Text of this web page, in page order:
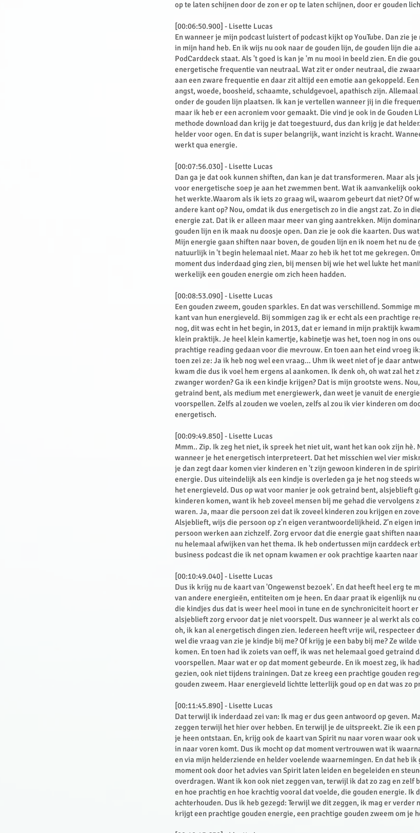
op te laten schijnen door de zon er op te laten schijnen, door er gouden
[00:06:50.900] - Lisette Lucas
En wanneer je mijn podcast luistert of podcast kijkt op YouTube. Dan zie
in mijn hand heb. En ik wijs nu ook naar de gouden lijn, de gouden lijn die
PodCarddeck staat. Als 't goed is kan je 'm nu mooi in beeld zien. En die
energetische frequentie van neutraal. Wat zit er onder neutraal, die
aan een zware frequentie en daar zit altijd een emotie aan gekoppeld.
angst, woede, boosheid, schaamte, schuldgevoel, apathisch zijn.
onder de gouden lijn plaatsen. Ik kan je vertellen wanneer jij in die
maar ik heb er een acroniem voor gemaakt. Die vind je ook in de Gouden
methode download dan krijg je dat toegestuurd, dus dan krijg je dat
helder voor ogen. En dat is super belangrijk, want inzicht is kracht.
werkt qua energie.
[00:07:56.030] - Lisette Lucas
Dan ga je dat ook kunnen shiften, dan kan je dat transformeren. Maar als
voor energetische soep je aan het zwemmen bent. Wat ik aanvankelijk
het werkte.Waarom als ik iets zo graag wil, waarom gebeurt dat niet? Of
andere kant op? Nou, omdat ik dus energetisch zo in die angst zat. Zo in
energie zat. Dat ik er alleen maar meer van ging aantrekken. Mijn
gouden lijn en ik maak nu doosje open. Dan zie je ook die kaarten. Dus
Mijn energie gaan shiften naar boven, de gouden lijn en ik noem het nu
natuurlijk in 't begin helemaal niet. Maar zo heb ik het tot me gekregen.
moment dus inderdaad ging zien, bij mensen bij wie het wel lukte het
werkelijk een gouden energie om zich heen hadden.
[00:08:53.090] - Lisette Lucas
Een gouden zweem, gouden sparkles. En dat was verschillend. Sommige
kant van hun energieveld. Bij sommigen zag ik er echt als een prachtige
nog, dit was echt in het begin, in 2013, dat er iemand in mijn praktijk
klein praktijk. Je heel klein kamertje, kabinetje was het, toen nog in ons
prachtige reading gedaan voor die mevrouw. En toen aan het eind vroeg
toen zei ze: Ja ik heb nog wel een vraag... Uhm ik weet niet of je daar
kwam die dus ik voel hem ergens al aankomen. Ik denk oh, oh wat zal het
zwanger worden? Ga ik een kindje krijgen? Dat is mijn grootste wens.
getraind bent, als medium met energiewerk, dan weet je vanuit de
voorspellen. Zelfs al zouden we voelen, zelfs al zou ik vier kinderen om
energetisch.
[00:09:49.850] - Lisette Lucas
Mmm.. Zip. Ik zeg het niet, ik spreek het niet uit, want het kan ook zijn hè.
wanneer je het energetisch interpreteert. Dat het misschien wel vier
je dan zegt daar komen vier kinderen en 't zijn gewoon kinderen in de
energie. Dus uiteindelijk als een kindje is overleden ga je het nog steeds
het energieveld. Dus op wat voor manier je ook getraind bent, alsjeblieft
kinderen komen, want ik heb zoveel mensen bij me gehad die vervolgens
waren. Ja, maar die persoon zei dat ik zoveel kinderen zou krijgen en
Alsjeblieft, wijs die persoon op z'n eigen verantwoordelijkheid. Z'n eigen
persoon werken aan zichzelf. Zorg ervoor dat die energie gaat shiften
nu helemaal afwijken van het thema. Ik heb ondertussen mijn carddeck
business podcast die ik net opnam kwamen er ook prachtige kaarten naar
[00:10:49.040] - Lisette Lucas
Dus ik krijg nu de kaart van 'Ongewenst bezoek'. En dat heeft heel erg te
van andere energieën, entiteiten om je heen. En daar praat ik eigenlijk nu
die kindjes dus dat is weer heel mooi in tune en de synchroniciteit hoort
alsjeblieft zorg ervoor dat je niet voorspelt. Dus wanneer je al werkt als
oh, ik kan al energetisch dingen zien. Iedereen heeft vrije wil, respecteer
wel die vraag van zie je kindje bij me? Of krijg je een baby bij me? Ze
komen. En toen had ik zoiets van oeff, ik was net helemaal goed getraind
voorspellen. Maar wat er op dat moment gebeurde. En ik moest zeg, ik
gezien, ook niet tijdens trainingen. Dat ze kreeg een prachtige gouden
gouden zweem. Haar energieveld lichtte letterlijk goud op en dat was zo
[00:11:45.890] - Lisette Lucas
Dat terwijl ik inderdaad zei van: Ik mag er dus geen antwoord op geven.
zeggen terwijl het hier over hebben. En terwijl je de uitspreekt. Zie ik een
je heen ontstaan. En, krijg ook de kaart van Spirit nu naar voren waar
in naar voren komt. Dus ik mocht op dat moment vertrouwen wat ik
en via mijn helderziende en helder voelende waarnemingen. En dat heb ik
moment ook door het advies van Spirit laten leiden en begeleiden en
overdragen. Want ik kon ook niet zeggen van, terwijl ik dat zo zag en zelf
en hoe prachtig en hoe krachtig vooral dat voelde, die gouden energie. Ik
achterhouden. Dus ik heb gezegd: Terwijl we dit zeggen, ik mag er verder
krijgt een prachtige gouden energie, een prachtige gouden zweem om je